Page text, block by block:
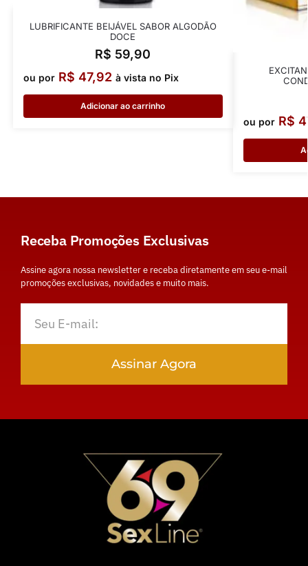
LUBRIFICANTE BEIJÁVEL SABOR ALGODÃO
DOCE
R$ 59,90
ou por R$ 47,92 à vista no Pix
Adicionar ao carrinho
ou por R$
Receba Promoções Exclusivas
Assine agora nossa newsletter e receba diretamente em seu e-mail
promoções exclusivas, novidades e muito mais.
Assinar Agora